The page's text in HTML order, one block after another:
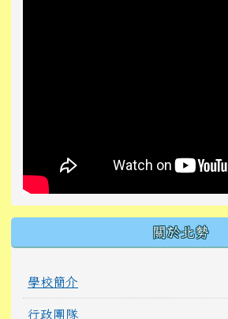
關於北勢
學校簡介
行政團隊